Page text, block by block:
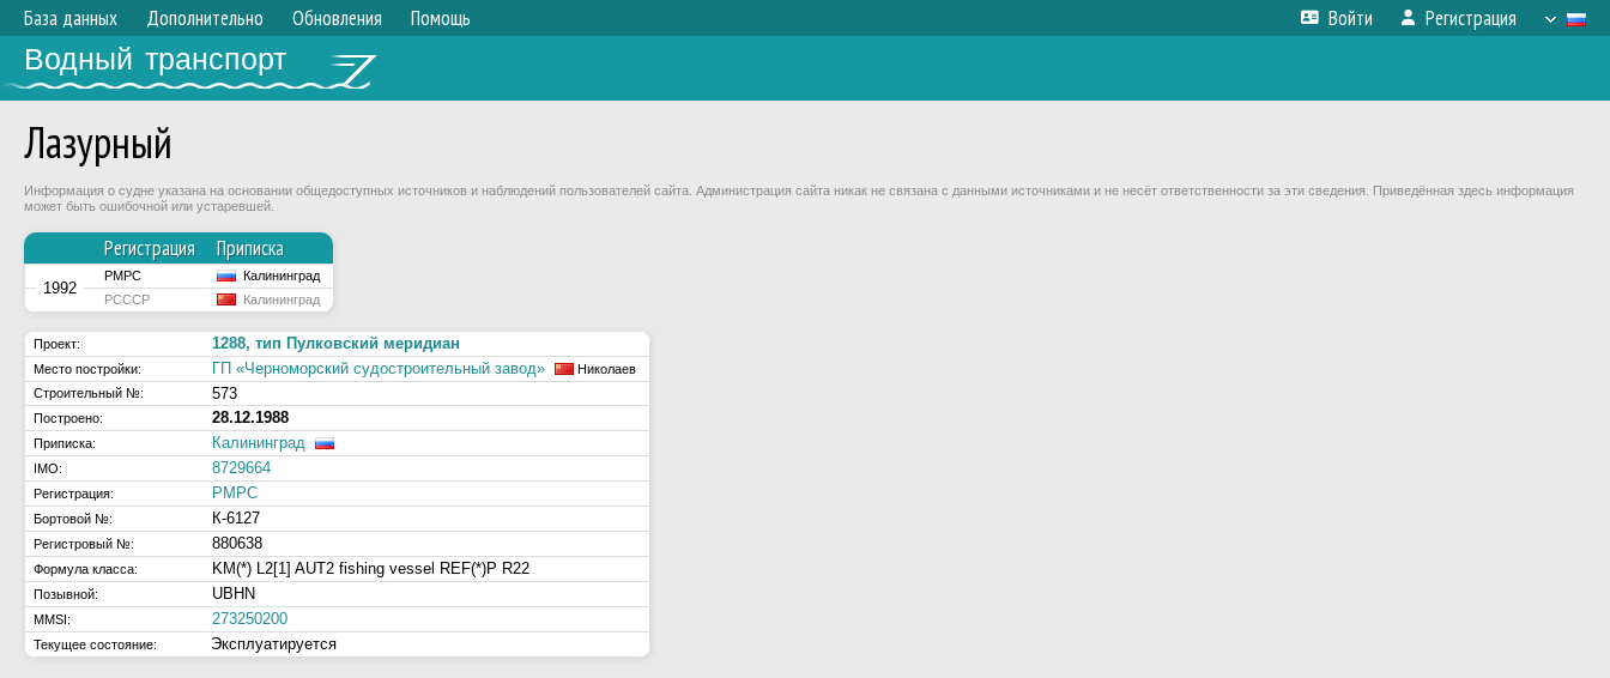
База данных Дополнительно Обновления Помощь Войти Регистрация
Водный транспорт
Лазурный
Информация о судне указана на основании общедоступных источников и наблюдений пользователей сайта. Администрация сайта никак не связана с данными источниками и не несёт ответственности за эти сведения. Приведённая здесь информация
может быть ошибочной или устаревшей.
Регистрация Приписка
1992
РМРС
Калининград
РСССР
Калининград
Проект: 1288, тип Пулковский меридиан
Место постройки: ГП «Черноморский судостроительный завод»
Николаев
Строительный №:
573
Построено: 28.12.1988
Приписка: Калининград
IMO: 8729664
Регистрация: РМРС
Бортовой №: К-6127
Регистровый №: 880638
Формула класса: KM(*) L2[1] AUT2 fishing vessel REF(*)P R22
Позывной: UBHN
MMSI: 273250200
Текущее состояние: Эксплуатируется